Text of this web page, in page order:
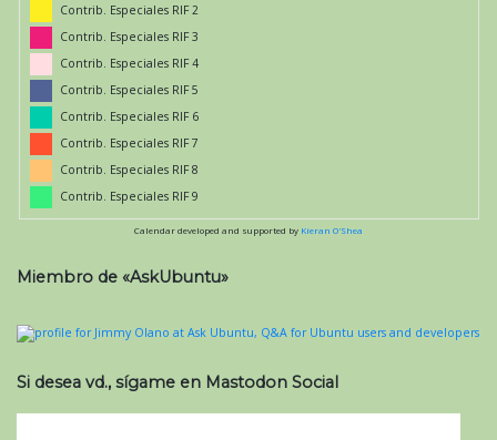
Contrib. Especiales RIF 2
Contrib. Especiales RIF 3
Contrib. Especiales RIF 4
Contrib. Especiales RIF 5
Contrib. Especiales RIF 6
Contrib. Especiales RIF 7
Contrib. Especiales RIF 8
Contrib. Especiales RIF 9
Calendar developed and supported by Kieran O'Shea
Miembro de «AskUbuntu»
Si desea vd., sígame en Mastodon Social